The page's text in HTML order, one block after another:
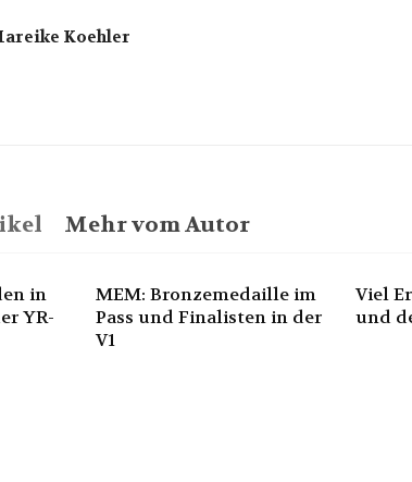
Koehler
Mehr vom Autor
in
YR-
MEM: Bronzemedaille im
Pass und Finalisten in der
V1
Viel
und